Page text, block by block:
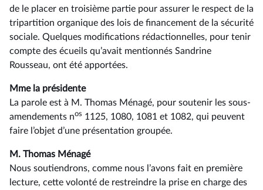
de le placer en troisième partie pour assurer le respect de la
tripartition organique des lois de financement de la sécurité
sociale. Quelques modifications rédactionnelles, pour tenir
compte des écueils qu’avait mentionnés Sandrine
Rousseau, ont été apportées.
Mme la présidente
La parole est à M. Thomas Ménagé, pour soutenir les sous-
amendements nos 1125, 1080, 1081 et 1082, qui peuvent
faire l’objet d’une présentation groupée.
M. Thomas Ménagé
Nous soutiendrons, comme nous l’avons fait en première
lecture, cette volonté de restreindre la prise en charge des